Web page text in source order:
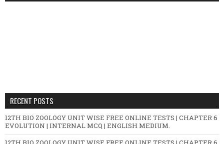
RECENT POSTS
12TH BIO ZOOLOGY UNIT WISE FREE ONLINE TESTS | CHAPTER 6
EVOLUTION | INTERNAL MCQ | ENGLISH MEDIUM.